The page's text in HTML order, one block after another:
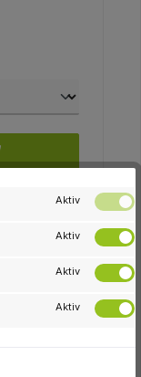
Aktiv
Aktiv
Aktiv
Aktiv